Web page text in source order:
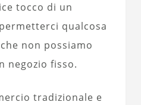
tocco di un
qualcosa
non possiamo
negozio fisso.
tradizionale e